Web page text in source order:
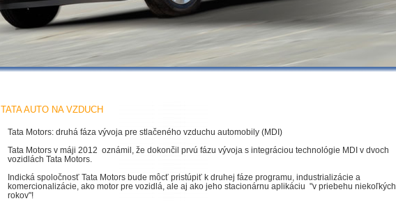
TATA AUTO NA VZDUCH
Tata Motors: druhá fáza vývoja pre stlačeného vzduchu automobily (MDI)
Tata Motors v máji 2012 oznámil, že dokončil prvú fázu vývoja s integráciou technológie MDI v dvoch
vozidlách Tata Motors.
Indická spoločnosť Tata Motors bude môcť pristúpiť k druhej fáze programu, industrializácie a
komercionalizácie, ako motor pre vozidlá, ale aj ako jeho stacionárnu aplikáciu "v priebehu niekoľkých
rokov"!